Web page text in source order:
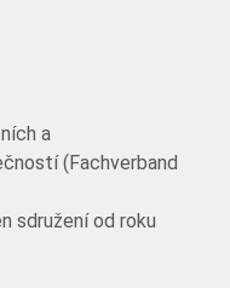
a
(Fachverband
sdružení od roku